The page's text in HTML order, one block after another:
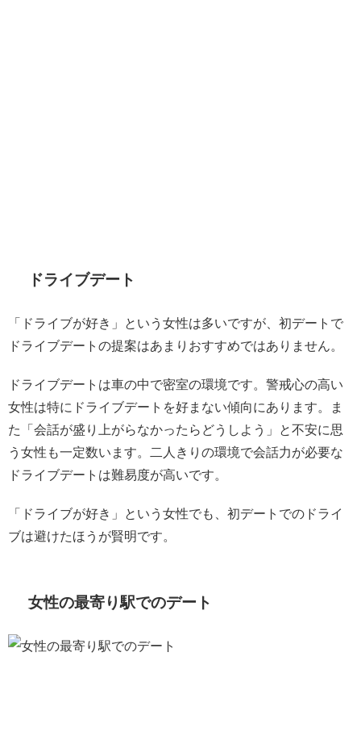
ドライブデート
「ドライブが好き」という女性は多いですが、初デートで
ドライブデートの提案はあまりおすすめではありません。
ドライブデートは車の中で密室の環境です。警戒心の高い
女性は特にドライブデートを好まない傾向にあります。ま
た「会話が盛り上がらなかったらどうしよう」と不安に思
う女性も一定数います。二人きりの環境で会話力が必要な
ドライブデートは難易度が高いです。
「ドライブが好き」という女性でも、初デートでのドライ
ブは避けたほうが賢明です。
女性の最寄り駅でのデート